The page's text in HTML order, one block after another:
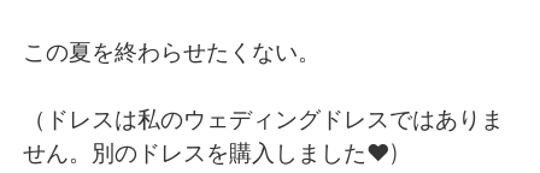
日本語 한국어
この夏を終わらせたくない。
（ドレスは私のウェディングドレスではありま
せん。別のドレスを購入しました❤️)